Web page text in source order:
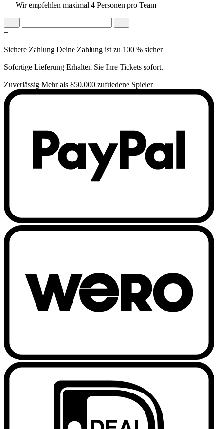
Wir empfehlen maximal 4 Personen pro Team
=
Sichere Zahlung Deine Zahlung ist zu 100 % sicher
Sofortige Lieferung Erhalten Sie Ihre Tickets sofort.
Zuverlässig Mehr als 850.000 zufriedene Spieler